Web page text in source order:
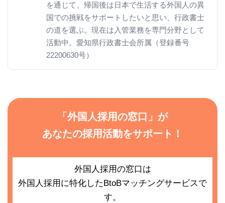
を通じて、帰国後は日本で生活する外国人の異
国での挑戦をサポートしたいと思い、行政書士
の道を選ぶ。現在は入管業務を専門分野として
活動中。愛知県行政書士会所属（登録番号
22200630号）
「外国人採用の窓口」が
あなたの採用活動をサポート！
外国人採用の窓口は
外国人採用に特化したBtoBマッチングサービスで
す。